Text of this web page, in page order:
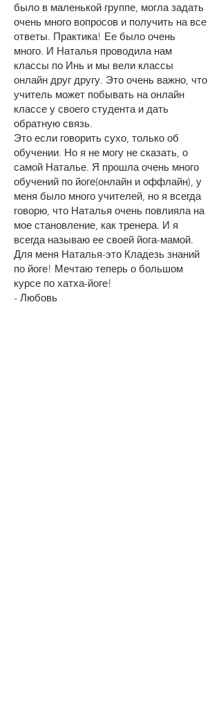
было в маленькой группе, могла задать
очень много вопросов и получить на все
ответы. Практика! Ее было очень
много. И Наталья проводила нам
классы по Инь и мы вели классы
онлайн друг другу. Это очень важно, что
учитель может побывать на онлайн
классе у своего студента и дать
обратную связь.
Это если говорить сухо, только об
обучении. Но я не могу не сказать, о
самой Наталье. Я прошла очень много
обучений по йоге(онлайн и оффлайн), у
меня было много учителей, но я всегда
говорю, что Наталья очень повлияла на
мое становление, как тренера. И я
всегда называю ее своей йога-мамой.
Для меня Наталья-это Кладезь знаний
по йоге! Мечтаю теперь о большом
курсе по хатха-йоге!
- Любовь